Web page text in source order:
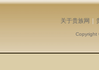
关于贵族网